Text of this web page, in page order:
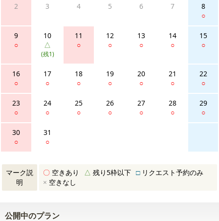
2 3 4 5 6 7
8
○
9
○
10
△
(残1)
11
○
12
○
13
○
14
○
15
○
16
○
17
○
18
○
19
○
20
○
21
○
22
○
23
○
24
○
25
○
26
○
27
○
28
○
29
○
30
○
31
○
マーク説
明
〇 空きあり △ 残り5枠以下 □リクエスト予約のみ
× 空きなし
公開中のプラン